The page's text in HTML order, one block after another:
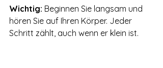
Wichtig: Beginnen Sie langsam und
hören Sie auf Ihren Körper. Jeder
Schritt zählt, auch wenn er klein ist.